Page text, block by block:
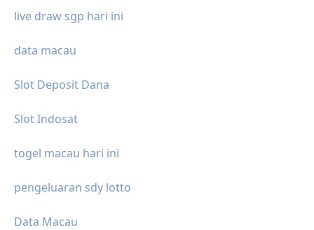
live draw sgp hari ini
data macau
Slot Deposit Dana
Slot Indosat
togel macau hari ini
pengeluaran sdy lotto
Data Macau